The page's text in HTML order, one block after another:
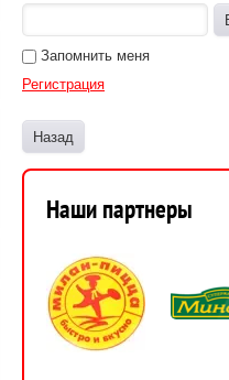
Запомнить меня
Регистрация
Назад
Наши партнеры